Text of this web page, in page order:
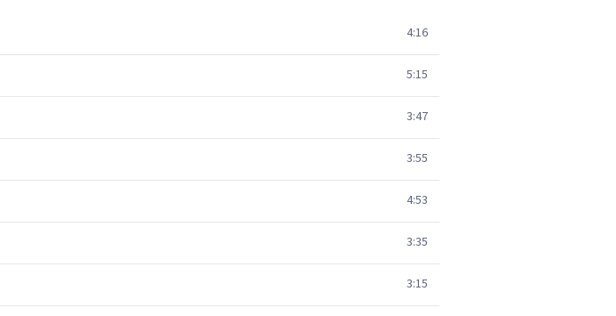
4:16
5:15
3:47
3:55
4:53
3:35
3:15